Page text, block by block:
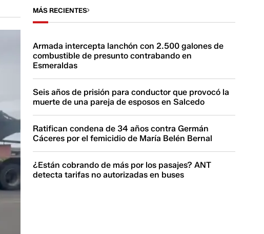
MÁS RECIENTES
Armada intercepta lanchón con 2.500 galones de
combustible de presunto contrabando en
Esmeraldas
Seis años de prisión para conductor que provocó la
muerte de una pareja de esposos en Salcedo
Ratifican condena de 34 años contra Germán
Cáceres por el femicidio de María Belén Bernal
¿Están cobrando de más por los pasajes? ANT
detecta tarifas no autorizadas en buses